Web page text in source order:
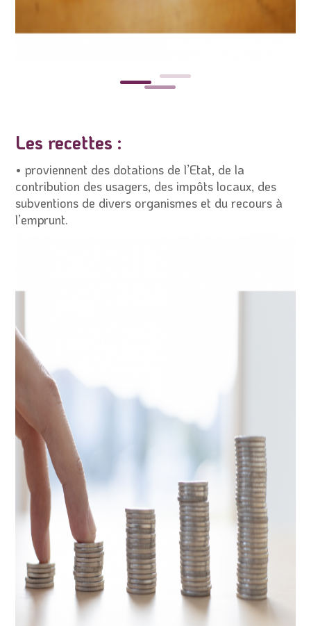
Les recettes :
• proviennent des dotations de l’Etat, de la
contribution des usagers, des impôts locaux, des
subventions de divers organismes et du recours à
l’emprunt.